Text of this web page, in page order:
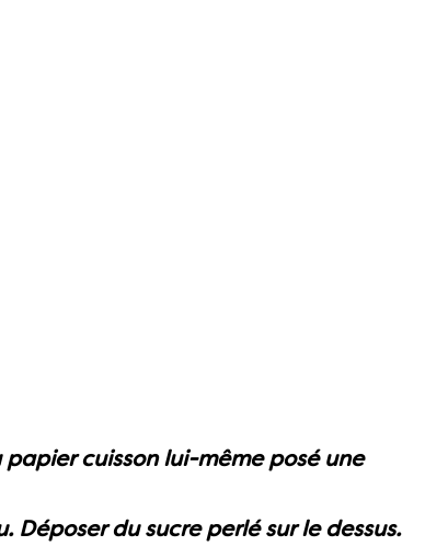
cuisson lui-même posé une
du sucre perlé sur le dessus.